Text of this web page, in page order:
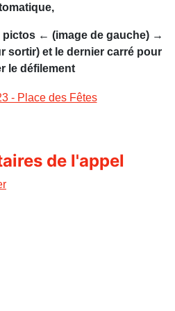
← (image de gauche) →
sortir) et le dernier carré pour
le défilement
de l'appel